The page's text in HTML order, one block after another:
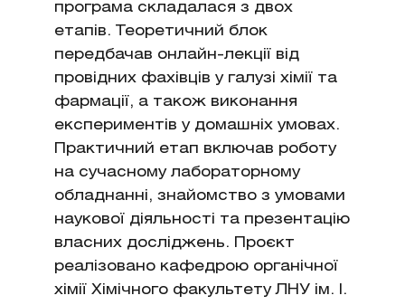
програма складалася з двох
етапів. Теоретичний блок
передбачав онлайн-лекції від
провідних фахівців у галузі хімії та
фармації, а також виконання
експериментів у домашніх умовах.
Практичний етап включав роботу
на сучасному лабораторному
обладнанні, знайомство з умовами
наукової діяльності та презентацію
власних досліджень. Проєкт
реалізовано кафедрою органічної
хімії Хімічного факультету ЛНУ ім. І.